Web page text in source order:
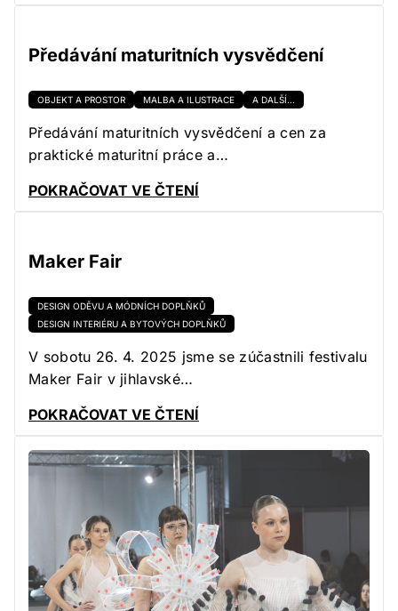
Předávání maturitních vysvědčení
OBJEKT A PROSTOR MALBA A ILUSTRACE A DALŠÍ...
Předávání maturitních vysvědčení a cen za
praktické maturitní práce a…
POKRAČOVAT VE ČTENÍ
Maker Fair
DESIGN ODĚVU A MÓDNÍCH DOPLŇKŮ
DESIGN INTERIÉRU A BYTOVÝCH DOPLŇKŮ
V sobotu 26. 4. 2025 jsme se zúčastnili festivalu
Maker Fair v jihlavské…
POKRAČOVAT VE ČTENÍ